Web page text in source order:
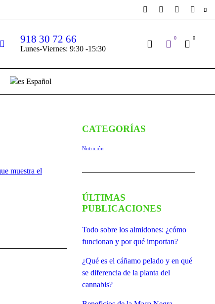
918 30 72 66
Lunes-Viernes: 9:30 -15:30
0 0
Español
CATEGORÍAS
Nutrición
ÚLTIMAS
PUBLICACIONES
Todo sobre los almidones: ¿cómo
funcionan y por qué importan?
¿Qué es el cáñamo pelado y en qué
se diferencia de la planta del
cannabis?